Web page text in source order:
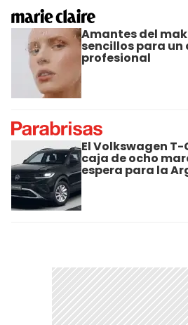
Amantes del
sencillos para
profesional
El Volkswagen
caja de ocho
espera para la